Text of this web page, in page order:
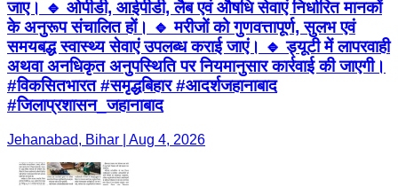
जाए। 🔹 ओपीडी, आईपीडी, लैब एवं औषधि सेवाएं निर्धारित मानकों
के अनुरूप संचालित हों। 🔹 मरीजों को गुणवत्तापूर्ण, सुलभ एवं
समयबद्ध स्वास्थ्य सेवाएं उपलब्ध कराई जाएं। 🔹 ड्यूटी में लापरवाही
अथवा अनधिकृत अनुपस्थिति पर नियमानुसार कार्रवाई की जाएगी।
#विकसितभारत #समृद्धबिहार #आदर्शजहानाबाद
#जिलाप्रशासन_जहानाबाद
Jehanabad, Bihar | Aug 4, 2026